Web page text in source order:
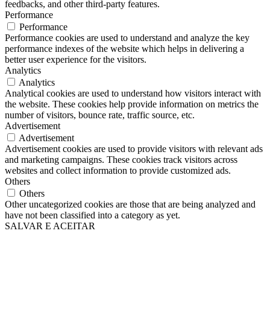
feedbacks, and other third-party features.
Performance
Performance
Performance cookies are used to understand and analyze the key
performance indexes of the website which helps in delivering a
better user experience for the visitors.
Analytics
Analytics
Analytical cookies are used to understand how visitors interact with
the website. These cookies help provide information on metrics the
number of visitors, bounce rate, traffic source, etc.
Advertisement
Advertisement
Advertisement cookies are used to provide visitors with relevant ads
and marketing campaigns. These cookies track visitors across
websites and collect information to provide customized ads.
Others
Others
Other uncategorized cookies are those that are being analyzed and
have not been classified into a category as yet.
SALVAR E ACEITAR